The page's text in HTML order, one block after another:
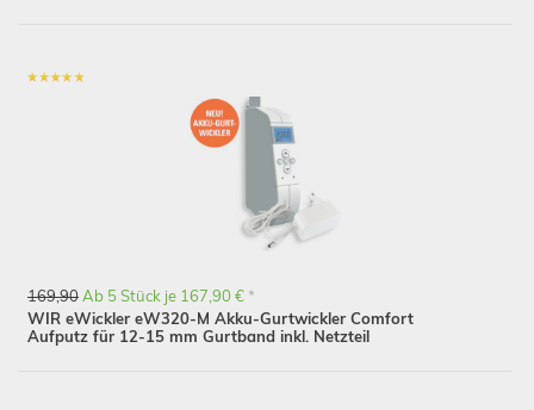
WIR eWickler eW320-M Akku-Gurtwickler Comfort
Aufputz für 12-15 mm Gurtband inkl. Netzteil
169,90Ab 5 Stück je 167,90 € *